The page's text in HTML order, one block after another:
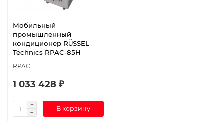
Мобильный
промышленный
кондиционер RŬSSEL
Technics RPAC-85H
RPAC
1 033 428 ₽
В корзину